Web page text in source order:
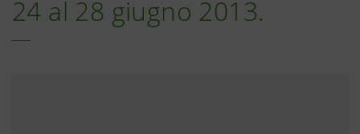
24 al 28 giugno 2013.